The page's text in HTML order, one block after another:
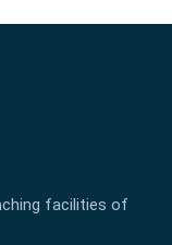
facilities of